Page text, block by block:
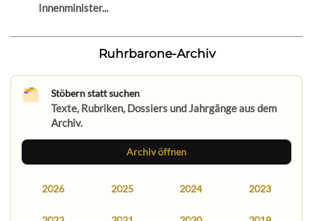
Innenminister...
Ruhrbarone-Archiv
Stöbern statt suchen
Texte, Rubriken, Dossiers und Jahrgänge aus dem
Archiv.
Archiv öffnen
2026 2025 2024 2023